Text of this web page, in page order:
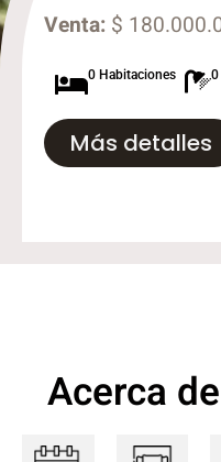
Venta: $
0 Habitaciones 0
Más detalles
Acerca